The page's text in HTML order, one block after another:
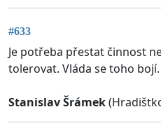
#633
Je potřeba přestat činnost
tolerovat. Vláda se toho bojí.
Stanislav Šrámek